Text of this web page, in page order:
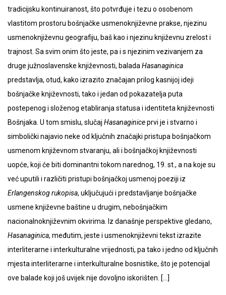
tradicijsku kontinuiranost, što potvrđuje i tezu o osobenom
vlastitom prostoru bošnjačke usmenoknjiževne prakse, njezinu
usmenoknjiževnu geografiju, baš kao i njezinu književnu zrelost i
trajnost. Sa svim onim što jeste, pa i s njezinim vezivanjem za
druge južnoslavenske književnosti, baladaHasanaginica
predstavlja, otud, kako izrazito značajan prilog kasnijoj ideji
bošnjačke književnosti, tako i jedan od pokazatelja puta
postepenog i složenog etabliranja statusa i identiteta književnosti
Bošnjaka. U tom smislu, slučaj Hasanaginiceprvi je i stvarno i
simbolički najavio neke od ključnih značajki pristupa bošnjačkom
usmenom književnom stvaranju, ali i bošnjačkoj književnosti
uopće, koji će biti dominantni tokom narednog, 19. st., a na koje su
već uputili i različiti pristupi bošnjačkoj usmenoj poeziji iz
Erlangenskog rukopisa, uključujući i predstavljanje bošnjačke
usmene književne baštine u drugim, nebošnjačkim
nacionalnoknjiževnim okvirima. Iz današnje perspektive gledano,
Hasanaginica, međutim, jeste i usmenoknjiževni tekst izrazite
interliterarne i interkulturalne vrijednosti, pa tako i jedno od ključnih
mjesta interliterarne i interkulturalne bosnistike, što je potencijal
ove balade koji još uvijek nije dovoljno iskorišten. […]